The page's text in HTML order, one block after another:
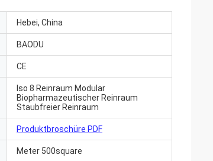
Hebei, China
BAODU
CE
Iso 8 Reinraum Modular
Biopharmazeutischer Reinraum
Staubfreier Reinraum
Produktbroschüre PDF
Meter 500square